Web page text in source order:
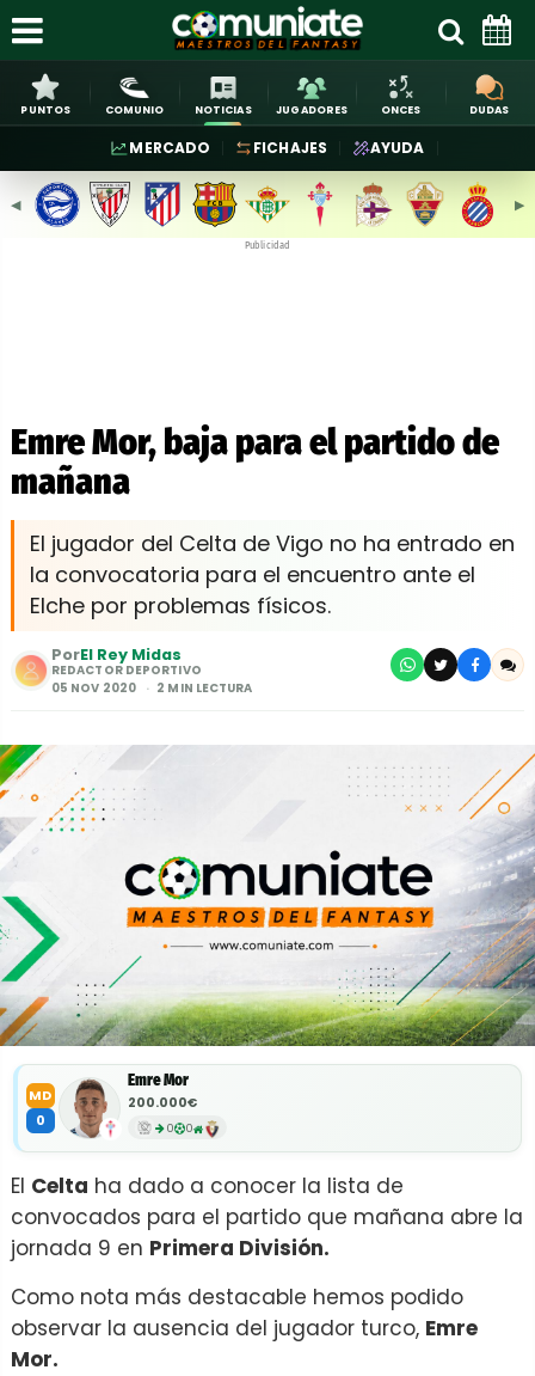
PUNTOS COMUNIO NOTICIAS JUGADORES ONCES DUDAS
MERCADO FICHAJES AYUDA
◀︎ ▶︎
Publicidad
Emre Mor, baja para el partido de
mañana
El jugador del Celta de Vigo no ha entrado en
la convocatoria para el encuentro ante el
Elche por problemas físicos.
PorEl Rey Midas
REDACTOR DEPORTIVO
05 NOV 2020
2 MIN LECTURA
MD
0
Emre Mor
200.000€
0 0
El Celta ha dado a conocer la lista de
convocados para el partido que mañana abre la
jornada 9 en Primera División.
Como nota más destacable hemos podido
observar la ausencia del jugador turco, Emre
Mor.